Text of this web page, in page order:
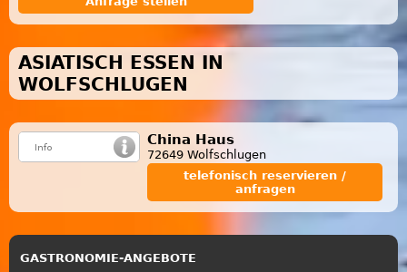
ASIATISCH ESSEN IN
WOLFSCHLUGEN
China Haus
72649 Wolfschlugen
telefonisch reservieren /
anfragen
GASTRONOMIE-ANGEBOTE